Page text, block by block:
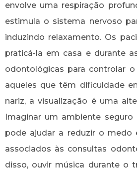
envolve uma respiração
estimula o sistema nervoso
induzindo relaxamento. Os
praticá-la em casa e durante
odontológicas para controlar o
aqueles que têm dificuldade
nariz, a visualização é uma
Imaginar um ambiente seguro
pode ajudar a reduzir o medo
associados às consultas
disso, ouvir música durante o